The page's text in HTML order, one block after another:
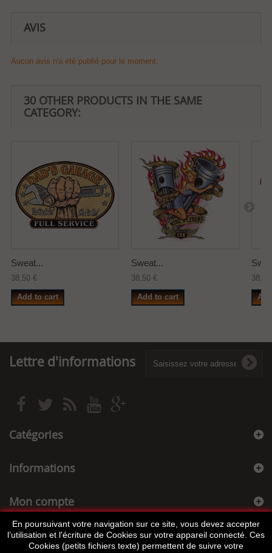
AVIS
Aucun avis n'a été publié pour le moment.
30 OTHER PRODUCTS IN THE SAME
CATEGORY:
Sweat...
38,50 €
Add to cart
Sweat...
38,50 €
Add to cart
Lettre d'informations
Catégories
Informations
Mon compte
Informations sur votre boutique
En poursuivant votre navigation sur ce site, vous devez accepter
l’utilisation et l'écriture de Cookies sur votre appareil connecté. Ces
Cookies (petits fichiers texte) permettent de suivre votre